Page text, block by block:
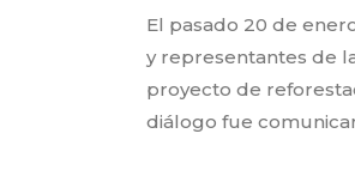
El pasado 20 de
y representantes de
proyecto de
diálogo fue